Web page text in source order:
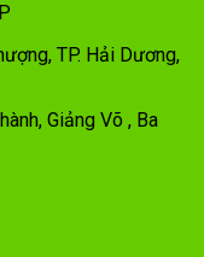
TP. Hải Dương,
Giảng Võ , Ba